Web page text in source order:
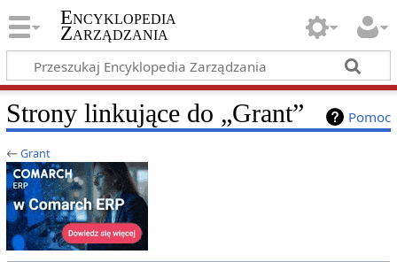
Encyklopedia
Zarządzania
Pomoc
Strony linkujące do „Grant”
←Grant